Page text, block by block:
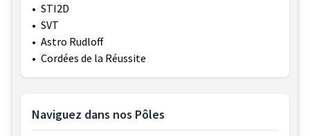
• STI2D
• SVT
• Astro Rudloff
• Cordées de la Réussite
Naviguez dans nos Pôles